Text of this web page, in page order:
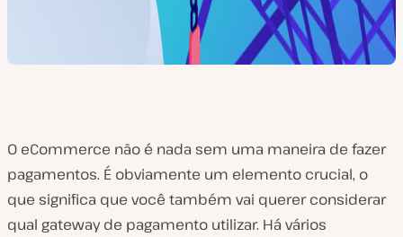
O eCommerce não é nada sem uma maneira de fazer
pagamentos. É obviamente um elemento crucial, o
que significa que você também vai querer considerar
qual gateway de pagamento utilizar. Há vários